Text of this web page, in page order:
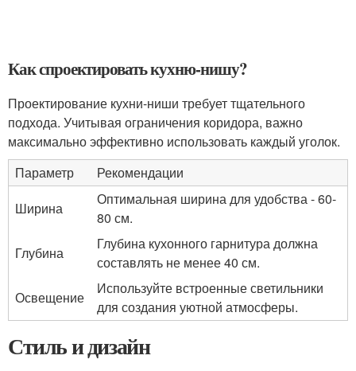
Как спроектировать кухню-нишу?
Проектирование кухни-ниши требует тщательного
подхода. Учитывая ограничения коридора, важно
максимально эффективно использовать каждый уголок.
Параметр
Рекомендации
Ширина
Оптимальная ширина для удобства - 60-
80 см.
Глубина
Глубина кухонного гарнитура должна
составлять не менее 40 см.
Освещение
Используйте встроенные светильники
для создания уютной атмосферы.
Стиль и дизайн